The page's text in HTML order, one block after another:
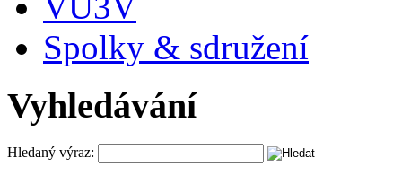
Spolky & sdružení
Vyhledávání
Hledaný výraz: